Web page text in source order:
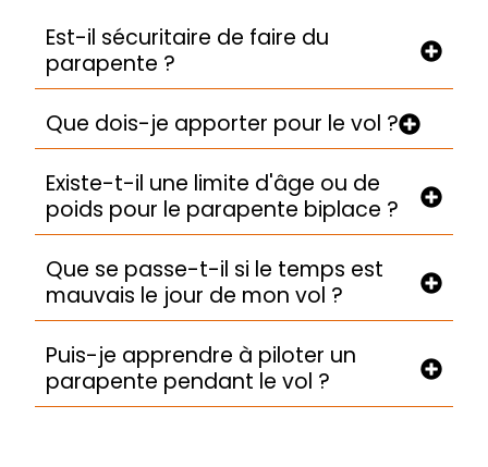
Est-il sécuritaire de faire du
parapente ?
Que dois-je apporter pour le vol ?
Existe-t-il une limite d'âge ou de
poids pour le parapente biplace ?
Que se passe-t-il si le temps est
mauvais le jour de mon vol ?
Puis-je apprendre à piloter un
parapente pendant le vol ?